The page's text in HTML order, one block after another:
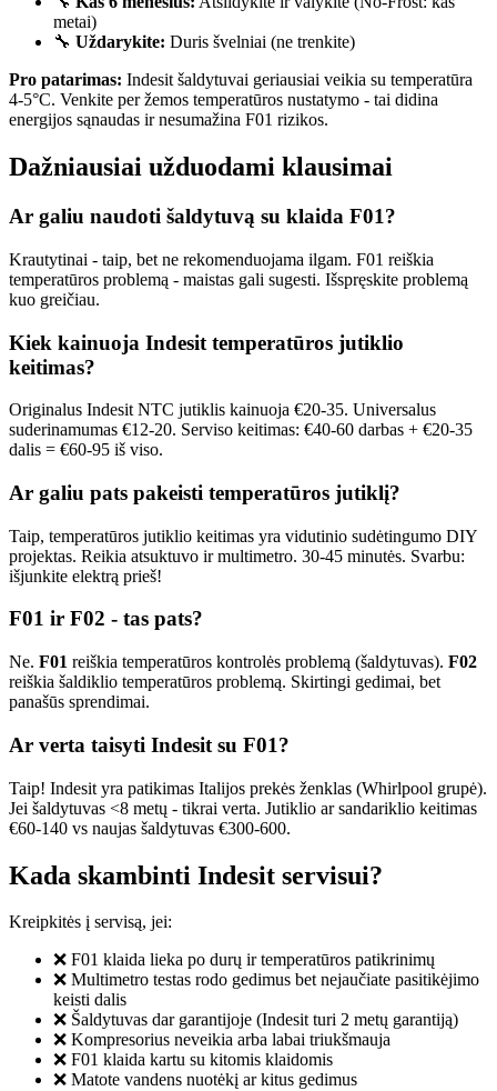
metai)
🔧 Uždarykite: Duris švelniai (ne trenkite)
Pro patarimas: Indesit šaldytuvai geriausiai veikia su temperatūra
4-5°C. Venkite per žemos temperatūros nustatymo - tai didina
energijos sąnaudas ir nesumažina F01 rizikos.
Dažniausiai užduodami klausimai
Ar galiu naudoti šaldytuvą su klaida F01?
Krautytinai - taip, bet ne rekomenduojama ilgam. F01 reiškia
temperatūros problemą - maistas gali sugesti. Išspręskite problemą
kuo greičiau.
Kiek kainuoja Indesit temperatūros jutiklio
keitimas?
Originalus Indesit NTC jutiklis kainuoja €20-35. Universalus
suderinamumas €12-20. Serviso keitimas: €40-60 darbas + €20-35
dalis = €60-95 iš viso.
Ar galiu pats pakeisti temperatūros jutiklį?
Taip, temperatūros jutiklio keitimas yra vidutinio sudėtingumo DIY
projektas. Reikia atsuktuvo ir multimetro. 30-45 minutės. Svarbu:
išjunkite elektrą prieš!
F01 ir F02 - tas pats?
Ne. F01 reiškia temperatūros kontrolės problemą (šaldytuvas). F02
reiškia šaldiklio temperatūros problemą. Skirtingi gedimai, bet
panašūs sprendimai.
Ar verta taisyti Indesit su F01?
Taip! Indesit yra patikimas Italijos prekės ženklas (Whirlpool grupė).
Jei šaldytuvas <8 metų - tikrai verta. Jutiklio ar sandariklio keitimas
€60-140 vs naujas šaldytuvas €300-600.
Kada skambinti Indesit servisui?
Kreipkitės į servisą, jei:
❌ F01 klaida lieka po durų ir temperatūros patikrinimų
❌ Multimetro testas rodo gedimus bet nejaučiate pasitikėjimo
keisti dalis
❌ Šaldytuvas dar garantijoje (Indesit turi 2 metų garantiją)
❌ Kompresorius neveikia arba labai triukšmauja
❌ F01 klaida kartu su kitomis klaidomis
❌ Matote vandens nuotėkį ar kitus gedimus